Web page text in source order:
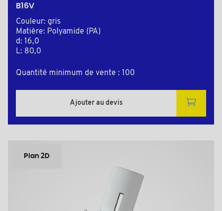
B16V
Couleur: gris
Matière: Polyamide (PA)
d: 16,0
L: 80,0
Quantité minimum de vente : 100
Ajouter au devis
Plan 2D